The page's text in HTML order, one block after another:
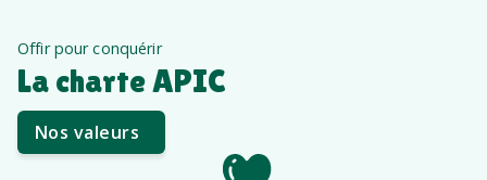
Offir pour conquérir
La charte APIC
Nos valeurs